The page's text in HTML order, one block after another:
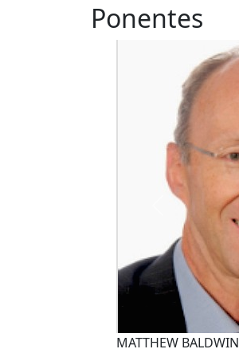
Ponentes
Previous
MATTHEW BALDWIN